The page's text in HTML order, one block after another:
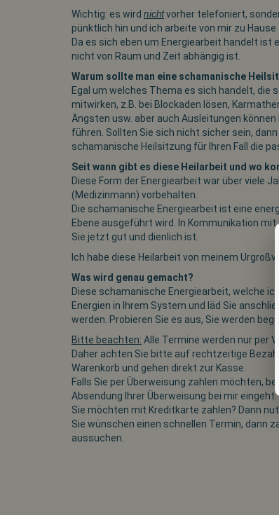
Wichtig: es wird nichtvorher telefoniert,
pünktlich hin und ich arbeite von mir zu Hause
Da es sich eben um Energiearbeit handelt ist
nicht von Raum und Zeit abhängig ist.
Warum sollte man eine schamanische
Egal um welches Thema es sich handelt,
mitwirken, z.B. bei Blockaden lösen,
Ängsten usw. aber auch Ausleitungen
führen. Sollten Sie sich nicht sicher sein,
schamanische Heilsitzung für Ihren Fall die
Seit wann gibt es diese Heilarbeit und wo
Diese Form der Energiearbeit war über viele
(Medizinmann) vorbehalten.
Die schamanische Energiearbeit ist eine
Ebene ausgeführt wird. In Kommunikation
Sie jetzt gut und dienlich ist.
Ich habe diese Heilarbeit von meinem
Was wird genau gemacht?
Diese schamanische Energiearbeit, welche
Energien in Ihrem System und läd Sie
werden. Probieren Sie es aus, Sie werden
Bitte beachten: Alle Termine werden nur per
Daher achten Sie bitte auf rechtzeitige
Warenkorb und gehen direkt zur Kasse.
Falls Sie per Überweisung zahlen möchten,
Absendung Ihrer Überweisung bei mir
Sie möchten mit Kreditkarte zahlen? Dann
Sie wünschen einen schnellen Termin, dann
aussuchen.